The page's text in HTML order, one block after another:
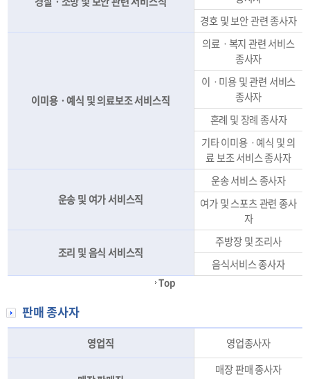
경호 및 보안 관련 종사자
이미용ㆍ예식 및 의료보조 서비스직
의료ㆍ복지 관련 서비스
종사자
이ㆍ미용 및 관련 서비스
종사자
혼례 및 장례 종사자
기타 이미용ㆍ예식 및 의
료 보조 서비스 종사자
운송 및 여가 서비스직
운송 서비스 종사자
여가 및 스포츠 관련 종사
자
조리 및 음식 서비스직
주방장 및 조리사
음식서비스 종사자
Top
판매 종사자
영업직 영업종사자
매장 판매 종사자